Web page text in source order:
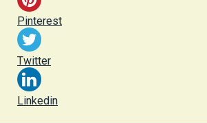
Pinterest
Twitter
Linkedin